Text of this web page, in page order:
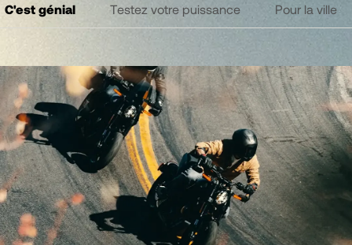
C'est génial Testez votre puissance Pour la ville